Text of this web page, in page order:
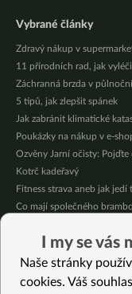
Vybrané články
Zdravý nákup v
11 přírodních rad, jak
Záchranná brzda v
5 tipů, jak zlepšit spánek
Jak zabránit klimatické
Poukázky na nákup v e-
Ozvěny Jarní očisty:
Kotrč kadeřavý
Fitness strava aneb jak jedí
Co mají společného
Nejnovější recepty
Letní nudle s bambusovými
Jablečné pyré – skvělé
I my se
Naše stránky
cookies. Váš